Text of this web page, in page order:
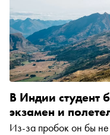
В Индии студент
экзамен и
Из-за пробок он бы не